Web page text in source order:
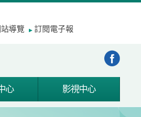
導覽 訂閱電子報
心 影視中心